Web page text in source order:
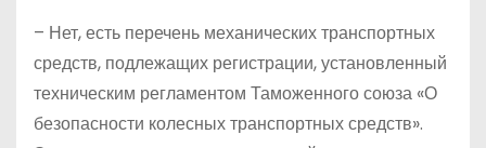
– Нет, есть перечень механических транспортных
средств, подлежащих регистрации, установленный
техническим регламентом Таможенного союза «О
безопасности колесных транспортных средств».